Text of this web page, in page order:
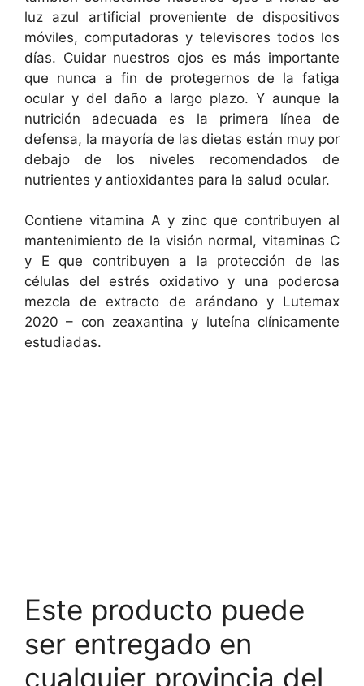
luz azul artificial proveniente de dispositivos
móviles, computadoras y televisores todos los
días. Cuidar nuestros ojos es más importante
que nunca a fin de protegernos de la fatiga
ocular y del daño a largo plazo. Y aunque la
nutrición adecuada es la primera línea de
defensa, la mayoría de las dietas están muy por
debajo de los niveles recomendados de
nutrientes y antioxidantes para la salud ocular.
Contiene vitamina A y zinc que contribuyen al
mantenimiento de la visión normal, vitaminas C
y E que contribuyen a la protección de las
células del estrés oxidativo y una poderosa
mezcla de extracto de arándano y Lutemax
2020 – con zeaxantina y luteína clínicamente
estudiadas.
Este producto puede
ser entregado en
cualquier provincia del